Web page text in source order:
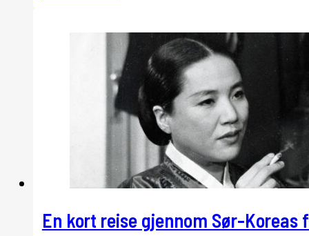
En kort reise gjennom Sør-Koreas